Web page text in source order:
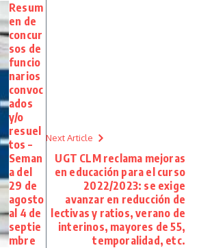
Resum
en de
concur
sos de
funcio
narios
convoc
ados
y/o
resuel
tos –
Seman
a del
29 de
agosto
al 4 de
septie
mbre
Next Article
UGT CLM reclama mejoras
en educación para el curso
2022/2023: se exige
avanzar en reducción de
lectivas y ratios, verano de
interinos, mayores de 55,
temporalidad, etc.